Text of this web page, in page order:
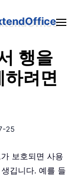
행을
려면
25
보호되면 사용
깁니다. 예를 들